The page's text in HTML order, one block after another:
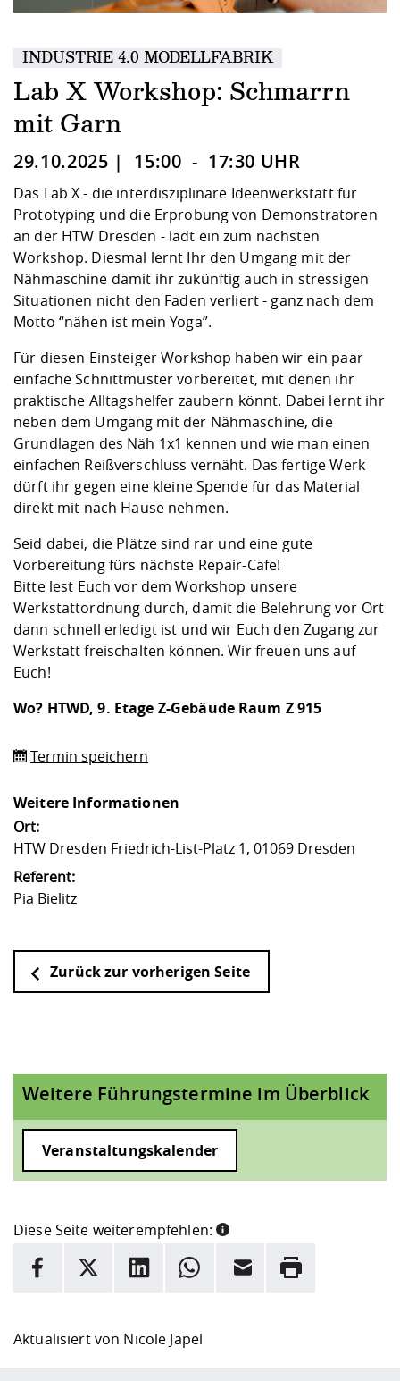
Checkliste zum
Digitales Lernen
Fremdsprachen
Angebote der
Arbeit
Career Service
Internationale
Gründung und
Kooperationen
Förderverein
Informatik/
Angebote für Unternehmen
Qualitätssicherung
INDUSTRIE 4.0 MODELLFABRIK
Lab X Workshop: Schmarrn
mit Garn
29.10.2025 | 15:00 - 17:30 UHR
Das Lab X- die interdisziplinäre Ideenwerkstatt für
Prototyping und die Erprobung von Demonstratoren
an der HTW Dresden - lädt ein zum nächsten
Workshop. Diesmal lernt Ihr den Umgang mit der
Nähmaschine damit ihr zukünftig auch in stressigen
Situationen nicht den Faden verliert - ganz nach dem
Motto “nähen ist mein Yoga”.
Für diesen Einsteiger Workshop haben wir ein paar
einfache Schnittmuster vorbereitet, mit denen ihr
praktische Alltagshelfer zaubern könnt. Dabei lernt ihr
neben dem Umgang mit der Nähmaschine, die
Grundlagen des Näh 1x1 kennen und wie man einen
einfachen Reißverschluss vernäht. Das fertige Werk
dürft ihr gegen eine kleine Spende für das Material
direkt mit nach Hause nehmen.
Seid dabei, die Plätze sind rar und eine gute
Vorbereitung fürs nächste Repair-Cafe!
Bitte lest Euch vor dem Workshop unsere
Werkstattordnung durch, damit die Belehrung vor Ort
dann schnell erledigt ist und wir Euch den Zugang zur
Werkstatt freischalten können. Wir freuen uns auf
Euch!
Wo? HTWD, 9. Etage Z-Gebäude Raum Z 915
Termin speichern
Weitere Informationen
Ort:
HTW Dresden Friedrich-List-Platz 1, 01069 Dresden
Referent:
Pia Bielitz
Zurück zur vorherigen Seite
Weitere Führungstermine im Überblick
Veranstaltungskalender
Diese Seite weiterempfehlen:
INFORMATION
Facebook
X LinkedInWhatsappE-Mail Drucken
Aktualisiert von Nicole Jäpel